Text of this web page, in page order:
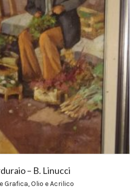
– B. Linucci
Grafica,Olio e Acrilico